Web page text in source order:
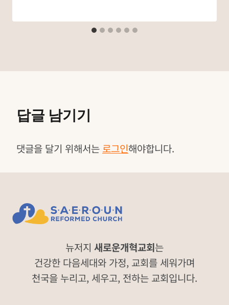
답글 남기기
댓글을 달기 위해서는 로그인해야합니다.
뉴저지 새로운개혁교회는
건강한 다음세대와 가정, 교회를 세워가며
천국을 누리고, 세우고, 전하는 교회입니다.